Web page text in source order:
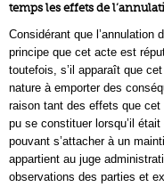
temps les effets de
Considérant que l’annulation
principe que cet acte est
toutefois, s’il apparaît que
nature à emporter des
raison tant des effets que
pu se constituer lorsqu’il était
pouvant s’attacher à un
appartient au juge
observations des parties et